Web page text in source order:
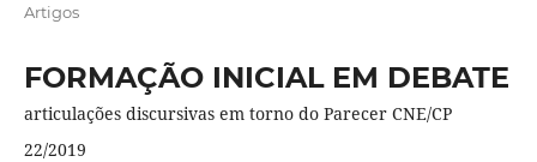
Artigos
FORMAÇÃO INICIAL EM DEBATE
articulações discursivas em torno do Parecer CNE/CP
22/2019